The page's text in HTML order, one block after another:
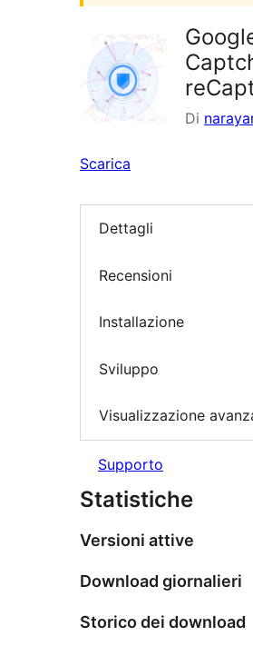
Di
Scarica
Dettagli
Recensioni
Installazione
Sviluppo
Visualizzazione
Supporto
Statistiche
Versioni attive
Download giornalieri
Storico dei download